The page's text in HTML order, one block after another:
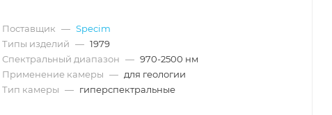
Поставщик — Specim
Типы изделий — 1979
Спектральный диапазон — 970-2500 нм
Применение камеры — для геологии
Тип камеры — гиперспектральные